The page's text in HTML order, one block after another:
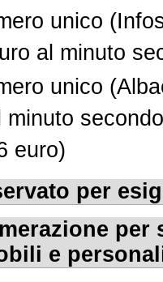
unico
al minuto
unico
minuto
euro)
per
per
e